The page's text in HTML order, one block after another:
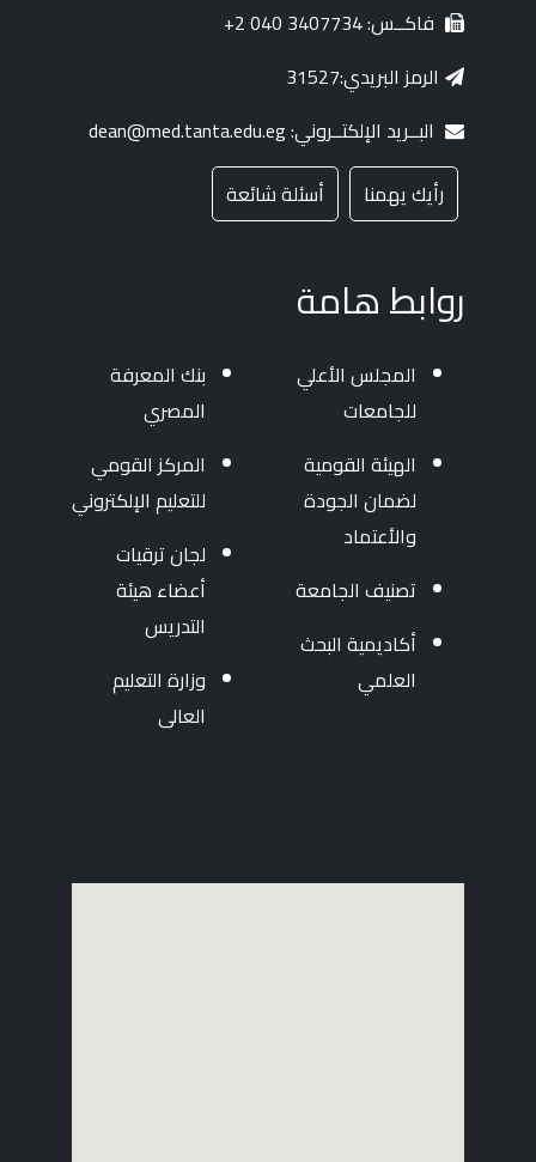
فاكــس: 3407734 040 2+
الرمز البريدي:31527
البــريد الإلكتــروني: dean@med.tanta.edu.eg
رأيك يهمنا
أسئلة شائعة
روابط هامة
المجلس الأعلي
للجامعات
الهيئة القومية
لضمان الجودة
والأعتماد
تصنيف الجامعة
أكاديمية البحث
العلمي
بنك المعرفة
المصري
المركز القومي
للتعليم الإلكتروني
لجان ترقيات
أعضاء هيئة
التدريس
وزارة التعليم
العالى